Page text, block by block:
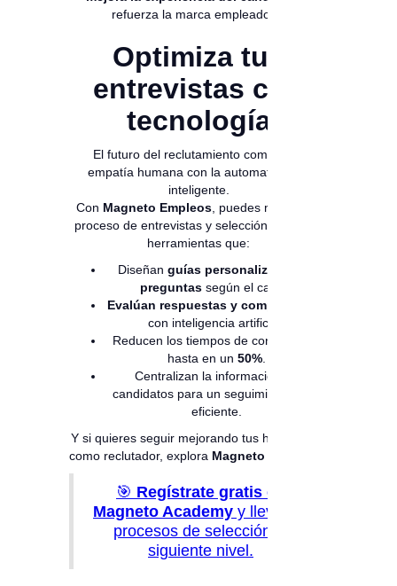
refuerza la marca empleadora.
Optimiza tus
entrevistas con
tecnología
El futuro del reclutamiento combina la
empatía humana con la automatización
inteligente.
Con Magneto Empleos, puedes mejorar tu
proceso de entrevistas y selección gracias a
herramientas que:
Diseñan guías personalizadas de
preguntas según el cargo.
Evalúan respuestas y competencias
con inteligencia artificial.
Reducen los tiempos de contratación
hasta en un 50%.
Centralizan la información de
candidatos para un seguimiento más
eficiente.
Y si quieres seguir mejorando tus habilidades
como reclutador, explora Magneto Academy-
🎯 Regístrate gratis en
Magneto Academy y lleva tus
procesos de selección al
siguiente nivel.